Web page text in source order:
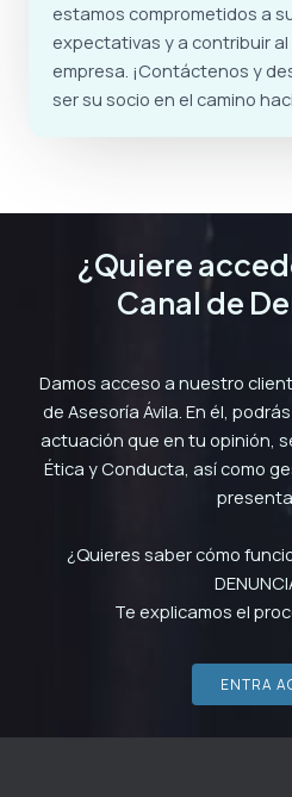
estamos comprometidos a
expectativas y a contribuir
empresa. ¡Contáctenos y
ser su socio en el camino
¿Quiere
Canal de
Damos acceso a nuestro
de Asesoría Ávila. En él,
actuación que en tu opinión,
Ética y Conducta, así como
¿Quieres saber cómo
Te explicamos el
ENTRA